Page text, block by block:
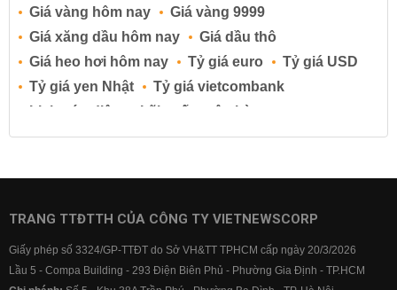
Giá vàng hôm nay
Giá vàng 9999
Giá xăng dầu hôm nay
Giá dầu thô
Giá heo hơi hôm nay
Tỷ giá euro
Tỷ giá USD
Tỷ giá yen Nhật
Tỷ giá vietcombank
Lịch cúp điện
Lãi suất ngân hàng
Lãi suất tiết kiệm
Lãi suất tiền gửi
Lãi suất ngân hàng BIDV
Lãi suất ngân hàng Vietcombank
TRANG TTĐTTH CỦA CÔNG TY VIETNEWSCORP
Giấy phép số 3324/GP-TTĐT do Sở VH&TT TPHCM cấp ngày 20/3/2026
Lầu 5 - Compa Building - 293 Điện Biên Phủ - Phường Gia Định - TP.HCM